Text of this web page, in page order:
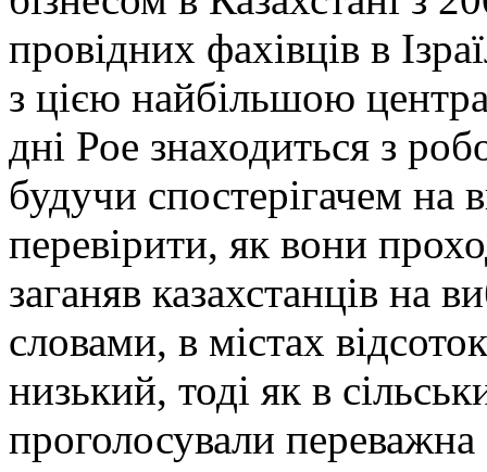
провідних фахівців в
з цією найбільшою
дні Рое знаходиться з
будучи спостерігачем на
перевірити, як вони
заганяв казахстанців на
словами, в містах
низький, тоді як в
проголосували